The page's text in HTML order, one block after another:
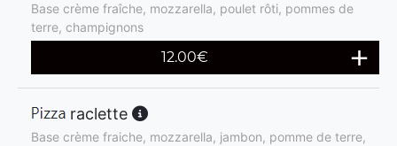
Base crème fraîche, mozzarella, poulet rôti, pommes de
terre, champignons
12.00€
raclette
Base crème fraiche, mozzarella, jambon, pomme de terre,